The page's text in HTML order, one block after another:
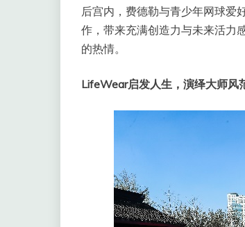
后宫内，费德勒与青少年网球爱
作，带来充满创造力与未来活力
的热情。
LifeWear启发人生，演绎大师风